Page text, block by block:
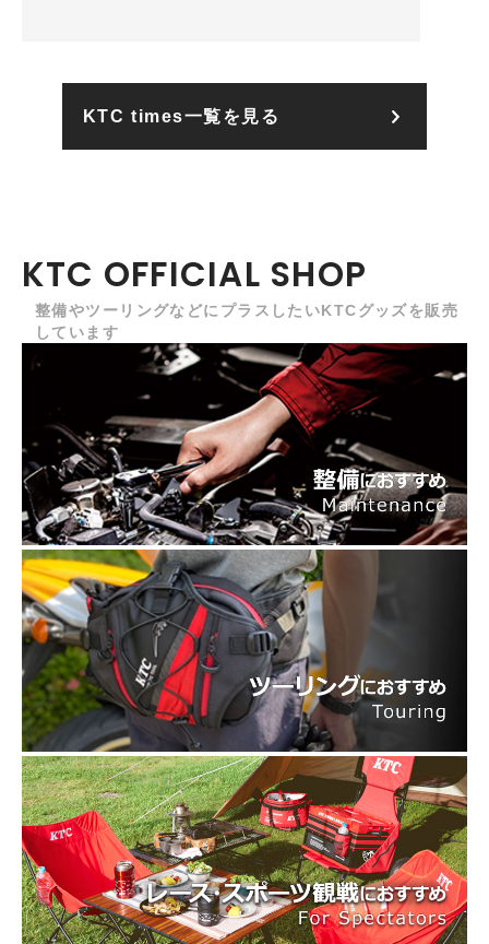
KTC times一覧を見る
KTC OFFICIAL SHOP
整備やツーリングなどにプラスしたいKTCグッズを販売
しています